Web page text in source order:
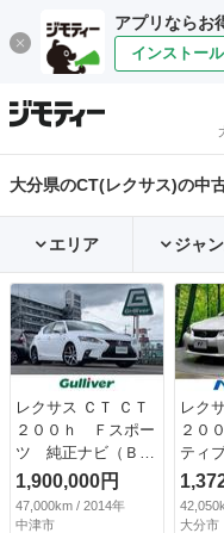
アプリならお
インストール
大分県のCT(レクサス)の中
エリア ジャ
レクサス ＣＴ ＣＴ
２００ｈ Ｆスポー
ツ 純正ナビ（Ｂｌ
ｕ－ｒａｙ／Ｍｉｃ
ｒｏＳＤ／ＵＳ
Ｂ） フルセグ バ
1,900,000円
47,000km / 2014年
中津市
レク
２０
ティ
ルイ
車
Ｃ
大分市